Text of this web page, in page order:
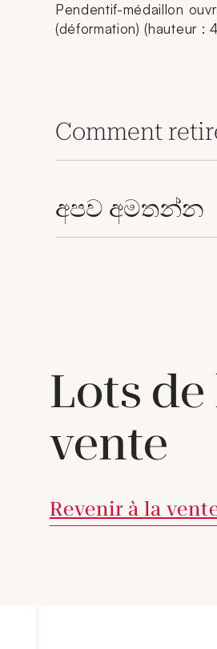
Pendentif-médaillon
(déformation) (hauteur :
Comment
අපව අමතන්න
Lots de
vente
Revenir à la